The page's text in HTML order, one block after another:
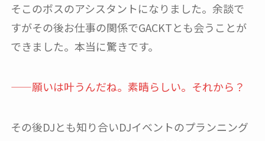
そこのボスのアシスタントになりました。余談で
すがその後お仕事の関係でGACKTとも会うことが
できました。本当に驚きです。
——願いは叶うんだね。素晴らしい。それから？
その後DJとも知り合いDJイベントのプランニング